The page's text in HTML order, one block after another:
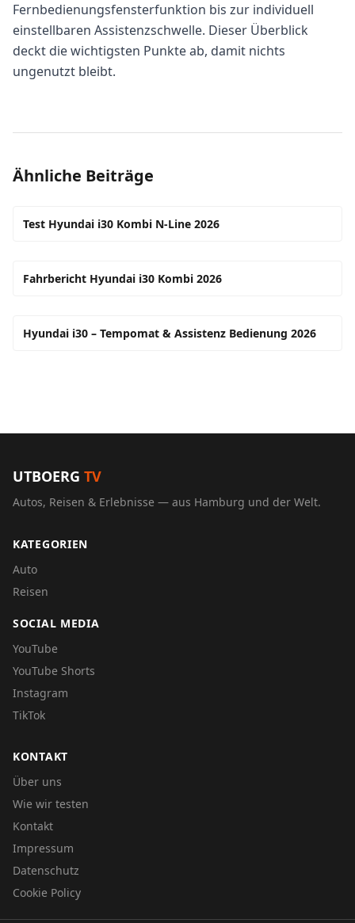
Fernbedienungsfensterfunktion bis zur individuell
einstellbaren Assistenzschwelle. Dieser Überblick
deckt die wichtigsten Punkte ab, damit nichts
ungenutzt bleibt.
Ähnliche Beiträge
Test Hyundai i30 Kombi N-Line 2026
Fahrbericht Hyundai i30 Kombi 2026
Hyundai i30 – Tempomat & Assistenz Bedienung 2026
UTBOERG TV
Autos, Reisen & Erlebnisse — aus Hamburg und der Welt.
KATEGORIEN
Auto
Reisen
SOCIAL MEDIA
YouTube
YouTube Shorts
Instagram
TikTok
KONTAKT
Über uns
Wie wir testen
Kontakt
Impressum
Datenschutz
Cookie Policy